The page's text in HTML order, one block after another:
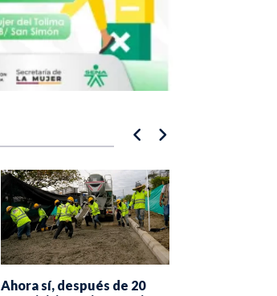
Ahora sí, después de 20